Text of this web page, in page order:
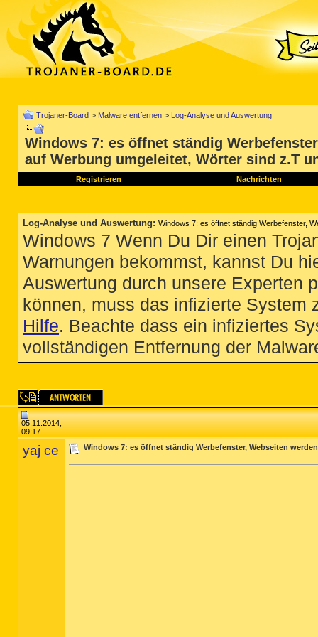
Trojaner-Board > Malware entfernen > Log-Analyse und Auswertung
Windows 7: es öffnet ständig
auf Werbung umgeleitet, Wörter sind z.T
Registrieren Nachrichten
Log-Analyse und Auswertung: Windows 7: es öffnet ständig Werbefenster,
Windows 7 Wenn Du Dir einen
Warnungen bekommst, kannst Du
Auswertung durch unsere Experten
können, muss das infizierte System
Hilfe. Beachte dass ein infiziertes
vollständigen Entfernung der
05.11.2014,
09:17
yaj ce Windows 7: es öffnet ständig Werbefenster, Webseiten